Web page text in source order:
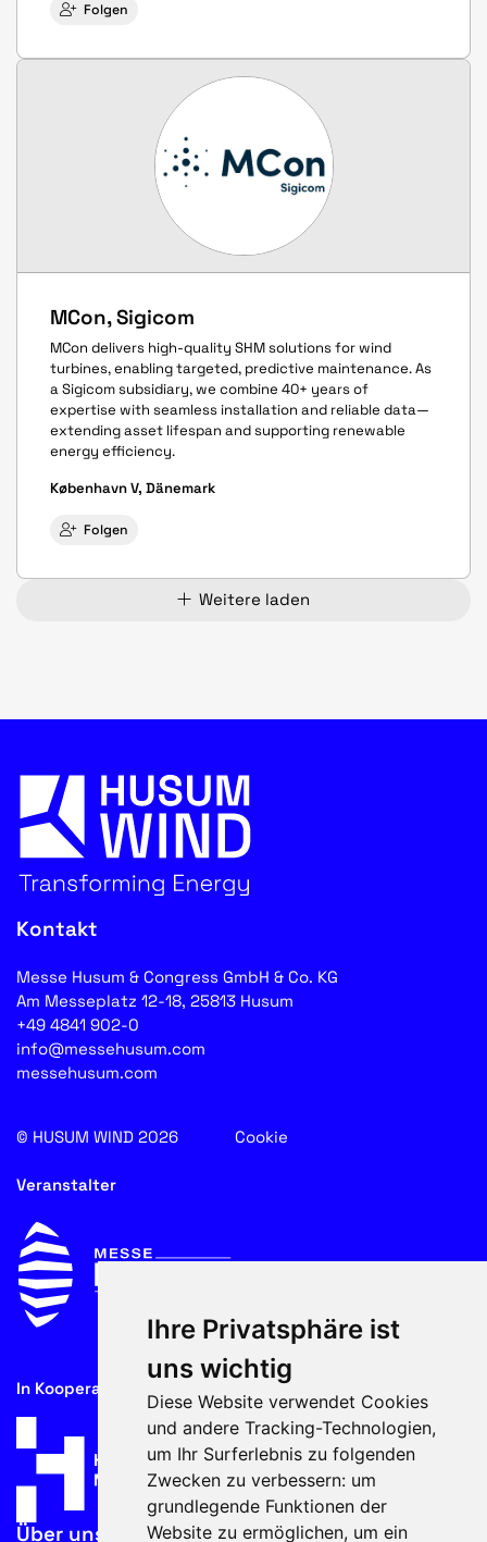
Ihre Privatsphäre ist
uns wichtig
Diese Website verwendet Cookies
und andere Tracking-Technologien,
um Ihr Surferlebnis zu folgenden
Zwecken zu verbessern: um
grundlegende Funktionen der
Website zu ermöglichen, um ein
Folgen
MCon, Sigicom
MCon delivers high-quality SHM solutions for wind
turbines, enabling targeted, predictive maintenance. As
a Sigicom subsidiary, we combine 40+ years of
expertise with seamless installation and reliable data—
extending asset lifespan and supporting renewable
energy efficiency.
København V, Dänemark
Folgen
Weitere laden
Kontakt
Messe Husum & Congress GmbH & Co. KG
Am Messeplatz 12-18, 25813 Husum
+49 4841 902-0
info@messehusum.com
messehusum.com
© HUSUM WIND 2026 Cookie
Veranstalter
In Kooperation mit
Über uns